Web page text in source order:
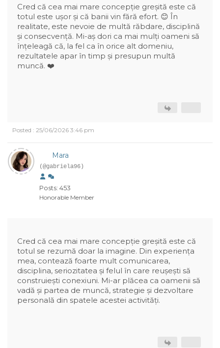
Cred că cea mai mare concepție greșită este că
totul este ușor și că banii vin fără efort. 😊 În
realitate, este nevoie de multă răbdare, disciplină
și consecvență. Mi-aș dori ca mai mulți oameni să
înțeleagă că, la fel ca în orice alt domeniu,
rezultatele apar în timp și presupun multă
muncă. ❤️
Posted : 25/06/2026 3:46 pm
Mara
(@gabriela96)
Posts: 453
Honorable Member
Cred că cea mai mare concepție greșită este că
totul se rezumă doar la imagine. Din experiența
mea, contează foarte mult comunicarea,
disciplina, seriozitatea și felul în care reușești să
construiești conexiuni. Mi-ar plăcea ca oamenii să
vadă și partea de muncă, strategie și dezvoltare
personală din spatele acestei activități.